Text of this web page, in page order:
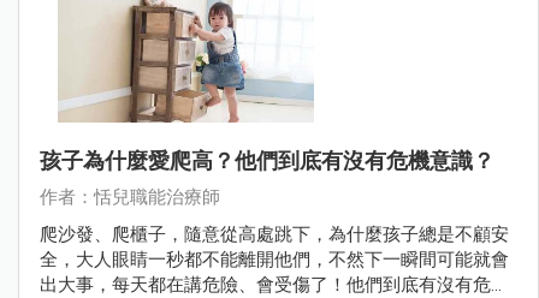
孩子為什麼愛爬高？他們到底有沒有危機意識？
作者：恬兒職能治療師
爬沙發、爬櫃子，隨意從高處跳下，為什麼孩子總是不顧安
全，大人眼睛一秒都不能離開他們，不然下一瞬間可能就會
出大事，每天都在講危險、會受傷了！他們到底有沒有危險